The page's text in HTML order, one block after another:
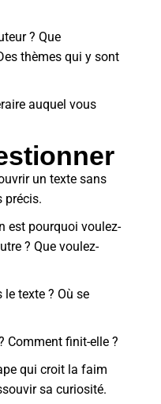
? Que
thèmes qui y sont
auquel vous
un texte sans
précis.
est pourquoi voulez-
? Que voulez-
le texte ? Où se
Comment finit-elle ?
qui croit la faim
sa curiosité.